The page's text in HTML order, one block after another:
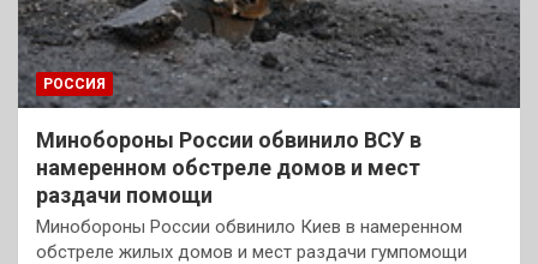
РОССИЯ
Минобороны России обвинило ВСУ в
намеренном обстреле домов и мест
раздачи помощи
Минобороны России обвинило Киев в намеренном
обстреле жилых домов и мест раздачи гумпомощи